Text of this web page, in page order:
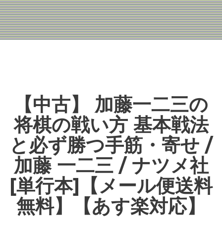
【中古】 加藤一二三の
将棋の戦い方 基本戦法
と必ず勝つ手筋・寄せ /
加藤 一二三 / ナツメ社
[単行本]【メール便送料
無料】【あす楽対応】